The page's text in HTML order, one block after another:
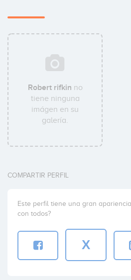
Robert rifkin no
tiene ninguna
imágen en su
galería.
COMPARTIR PERFIL
Este perfil tiene una gran
con todos?
X